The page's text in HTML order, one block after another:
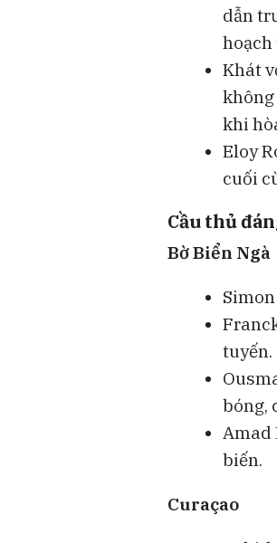
dẫn
hoạch
Khát
không
khi
Eloy
cuối
Cầu thủ
Bờ Biển Ngà
tuyến.
bóng,
Amad
biến.
Curaçao